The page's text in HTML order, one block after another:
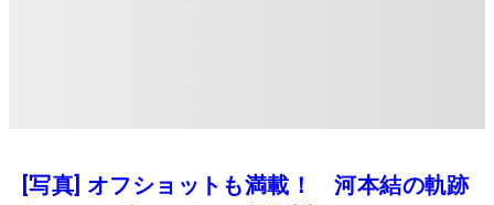
[写真] オフショットも満載！ 河本結の軌跡